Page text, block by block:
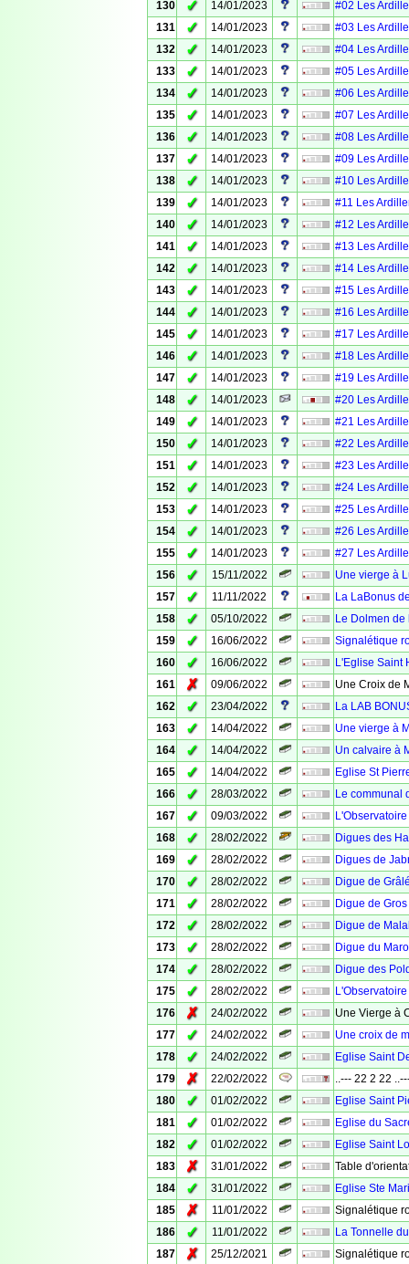
130 ✓ 14/01/2023
#02 Les
131
✓ 14/01/2023
#03 Les
132
✓ 14/01/2023
#04 Les
133
✓ 14/01/2023
#05 Les
134
✓ 14/01/2023
#06 Les
135
✓ 14/01/2023
#07 Les
136
✓ 14/01/2023
#08 Les
137
✓ 14/01/2023
#09 Les
138
✓ 14/01/2023
#10 Les
139
✓ 14/01/2023
#11 Les
140
✓ 14/01/2023
#12 Les
141
✓ 14/01/2023
#13 Les
142
✓ 14/01/2023
#14 Les
143
✓ 14/01/2023
#15 Les
144
✓ 14/01/2023
#16 Les
145
✓ 14/01/2023
#17 Les
146
✓ 14/01/2023
#18 Les
147
✓ 14/01/2023
#19 Les
148
✓ 14/01/2023
#20 Les
149
✓ 14/01/2023
#21 Les
150
✓ 14/01/2023
#22 Les
151
✓ 14/01/2023
#23 Les
152
✓ 14/01/2023
#24 Les
153
✓ 14/01/2023
#25 Les
154
✓ 14/01/2023
#26 Les
155
✓ 14/01/2023
#27 Les
156
✓ 15/11/2022
Une vierge à
157
✓ 11/11/2022
La LaBonus
158
✓ 05/10/2022
Le Dolmen
159
✓ 16/06/2022
Signalétique
160
✓ 16/06/2022
L'Eglise Saint
161
✗ 09/06/2022
Une Croix de
162
✓ 23/04/2022
La LAB
163
✓ 14/04/2022
Une vierge à
164
✓ 14/04/2022
Un calvaire à
165
✓ 14/04/2022
Eglise St
166
✓ 28/03/2022
Le communal
167
✓ 09/03/2022
168
✓ 28/02/2022
Digues des
169
✓ 28/02/2022
Digues de
170
✓ 28/02/2022
Digue de
171
✓ 28/02/2022
Digue de
172
✓ 28/02/2022
Digue de
173
✓ 28/02/2022
Digue du
174
✓ 28/02/2022
Digue des
175
✓ 28/02/2022
176
✗ 24/02/2022
Une Vierge à
177
✓ 24/02/2022
Une croix de
178
✓ 24/02/2022
Eglise Saint
179
✗ 22/02/2022
..--- 22 2 22
180
✓ 01/02/2022
Eglise Saint
181
✓ 01/02/2022
Eglise du
182
✓ 01/02/2022
Eglise Saint
183
✗ 31/01/2022
Table
184
✓ 31/01/2022
Eglise Ste
185
✗ 11/01/2022
Signalétique
186
✓ 11/01/2022
La Tonnelle
187
✗ 25/12/2021
Signalétique